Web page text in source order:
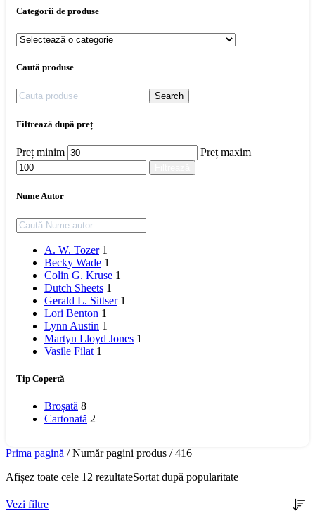
Categorii de produse
Caută produse
Search
Filtrează după preț
Preț minim Preț maxim
Nume Autor
A. W. Tozer 1
Becky Wade 1
Colin G. Kruse 1
Dutch Sheets 1
Gerald L. Sittser 1
Lori Benton 1
Lynn Austin 1
Martyn Lloyd Jones 1
Vasile Filat 1
Tip Copertă
Broșată 8
Cartonată 2
Prima pagină / Număr pagini produs / 416
Afișez toate cele 12 rezultateSortat după popularitate
Vezi filtre